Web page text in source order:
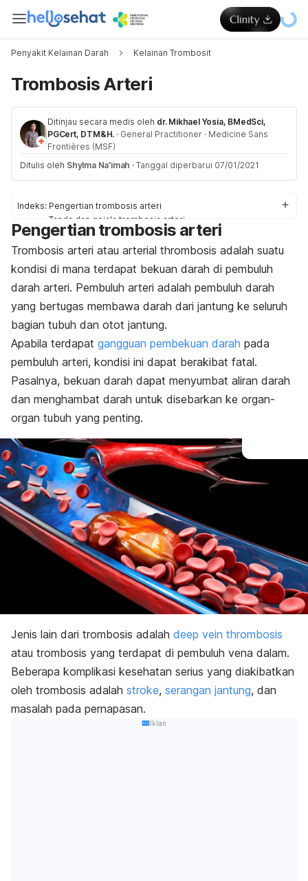
Penyakit Kelainan Darah Kelainan Trombosit
Trombosis Arteri
Ditinjau secara medis oleh dr. Mikhael Yosia, BMedSci,
PGCert, DTM&H. · General Practitioner · Medicine Sans
Frontières (MSF)
Ditulis oleh Shylma Na'imah · Tanggal diperbarui 07/01/2021
Indeks: Pengertian trombosis arteri
Tanda dan gejala trombosis arteri
Penyebab trombosis arteri
Faktor-faktor risiko
Pencegahan trombosis arteri
Pengertian trombosis arteri
Trombosis arteri atau arterial thrombosis adalah suatu
kondisi di mana terdapat bekuan darah di pembuluh
darah arteri. Pembuluh arteri adalah pembuluh darah
yang bertugas membawa darah dari jantung ke seluruh
bagian tubuh dan otot jantung.
Apabila terdapat gangguan pembekuan darah pada
pembuluh arteri, kondisi ini dapat berakibat fatal.
Pasalnya, bekuan darah dapat menyumbat aliran darah
dan menghambat darah untuk disebarkan ke organ-
organ tubuh yang penting.
Jenis lain dari trombosis adalah deep vein thrombosis
atau trombosis yang terdapat di pembuluh vena dalam.
Beberapa komplikasi kesehatan serius yang diakibatkan
oleh trombosis adalah stroke, serangan jantung, dan
masalah pada pernapasan.
Iklan